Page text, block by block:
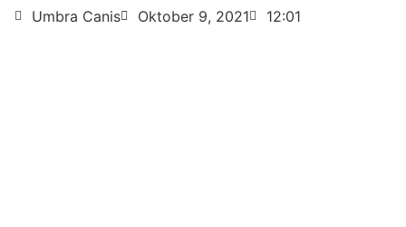
Umbra Canis Oktober 9, 2021 12:01